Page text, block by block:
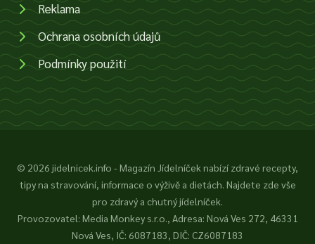
Reklama
Ochrana osobních údajů
Podmínky použití
© 2026 jidelnicek.info - Magazín Jídelníček nabízí zdravé recepty,
tipy na stravování, informace o výživě a dietách. Najdete zde vše
pro zdravý a chutný jídelníček.
Provozovatel: Media Monkey s.r.o., Adresa: Nová Ves 272, 46331
Nová Ves, IČ: 6087183, DIČ: CZ6087183